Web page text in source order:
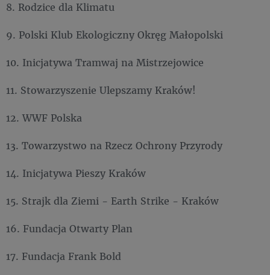
8. Rodzice dla Klimatu
9. Polski Klub Ekologiczny Okręg Małopolski
10. Inicjatywa Tramwaj na Mistrzejowice
11. Stowarzyszenie Ulepszamy Kraków!
12. WWF Polska
13. Towarzystwo na Rzecz Ochrony Przyrody
14. Inicjatywa Pieszy Kraków
15. Strajk dla Ziemi - Earth Strike - Kraków
16. Fundacja Otwarty Plan
17. Fundacja Frank Bold